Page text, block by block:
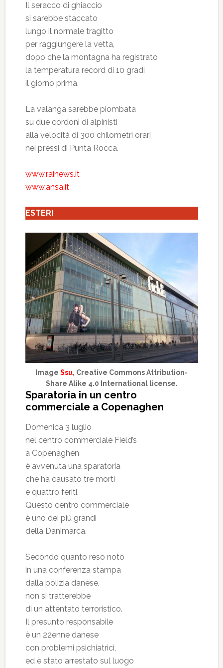
Il seracco di ghiaccio
si sarebbe staccato
lungo il normale tragitto
per raggiungere la vetta,
dopo che la montagna ha registrato
la temperatura record di 10 gradi
il giorno prima.
La valanga sarebbe piombata
su due cordoni di alpinisti
alla velocità di 300 chilometri orari
nei pressi di Punta Rocca.
www.rainews.it
www.ansa.it
ESTERI
ImageSsu, Creative Commons Attribution-
Share Alike 4.0 International license.
Sparatoria in un centro
commerciale a Copenaghen
Domenica 3 luglio
nel centro commerciale Field’s
a Copenaghen
è avvenuta una sparatoria
che ha causato tre morti
e quattro feriti.
Questo centro commerciale
è uno dei più grandi
della Danimarca.
Secondo quanto reso noto
in una conferenza stampa
dalla polizia danese,
non si tratterebbe
di un attentato terroristico.
Il presunto responsabile
è un 22enne danese
con problemi psichiatrici,
ed è stato arrestato sul luogo